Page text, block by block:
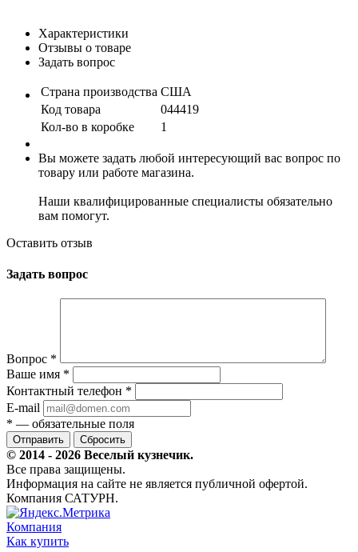
Характеристики
Отзывы о товаре
Задать вопрос
Страна производства США
Код товара
044419
Кол-во в коробке
1
Вы можете задать любой интересующий вас вопрос по
товару или работе магазина.
Наши квалифицированные специалисты обязательно
вам помогут.
Оставить отзыв
Задать вопрос
Вопрос *
Ваше имя *
Контактный телефон *
E-mail
* — обязательные поля
Сбросить
© 2014 - 2026 Веселый кузнечик.
Все права защищены.
Информация на сайте не является публичной офертой.
Компания САТУРН.
Компания
Как купить